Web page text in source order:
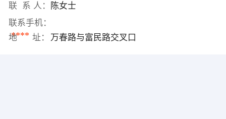
联 系 人：
陈女士
联系手机：
****
地 址： 万春路与富民路交叉口